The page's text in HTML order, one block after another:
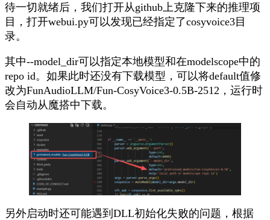
待一切就绪后，我们打开从github上克隆下来的推理项
目，打开webui.py可以发现已经指定了cosyvoice3目
录。
其中--model_dir可以指定本地模型和在modelscope中的
repo id。如果此时还没有下载模型，可以将default值修
改为FunAudioLLM/Fun-CosyVoice3-0.5B-2512 ，运行时
会自动从魔搭中下载。
另外启动时还可能遇到DLL初始化失败的问题，根据